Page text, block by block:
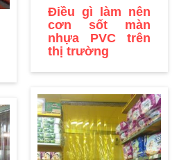
Điều gì làm nên
cơn sốt màn
nhựa PVC trên
thị trường